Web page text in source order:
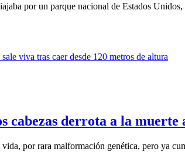
por un parque nacional de Estados
cabezas derrota a la
por rara malformación genética, pero ya